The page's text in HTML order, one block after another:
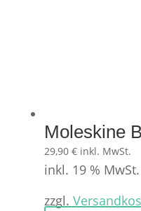
Moleskine
29,90 € inkl. MwSt.
inkl. 19 % MwSt.
zzgl.